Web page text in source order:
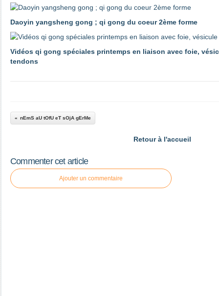
Daoyin yangsheng gong ; qi gong du coeur 2ème forme
Vidéos qi gong spéciales printemps en liaison avec foie,
tendons
nEmS aU tOfU eT sOjA gErMe
Retour à l'accueil
Commenter cet article
Ajouter un commentaire